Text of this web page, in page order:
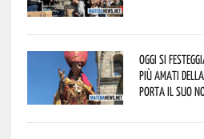
Oggi si
più amati
porta il suo